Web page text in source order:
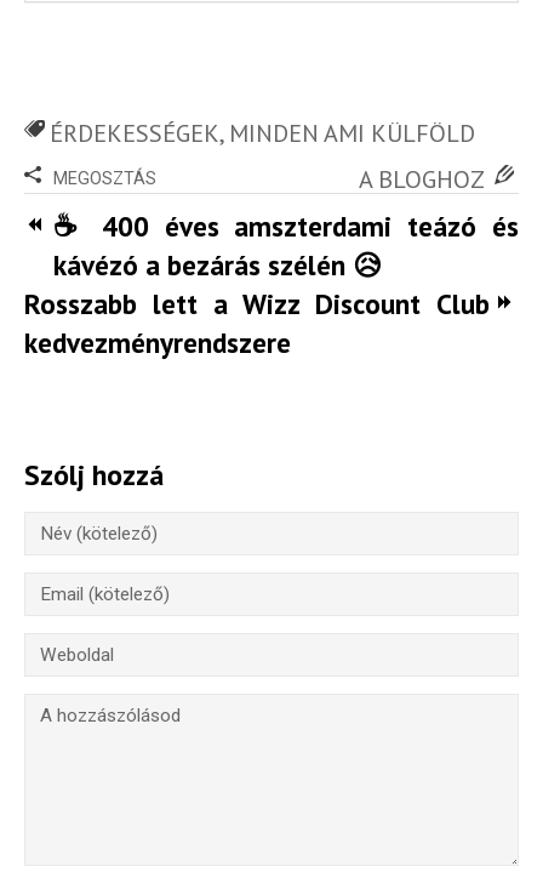
ÉRDEKESSÉGEK, MINDEN AMI KÜLFÖLD
MEGOSZTÁS A BLOGHOZ
☕ 400 éves amszterdami teázó és
kávézó a bezárás szélén 😥
Rosszabb lett a Wizz Discount Club
kedvezményrendszere
Szólj hozzá